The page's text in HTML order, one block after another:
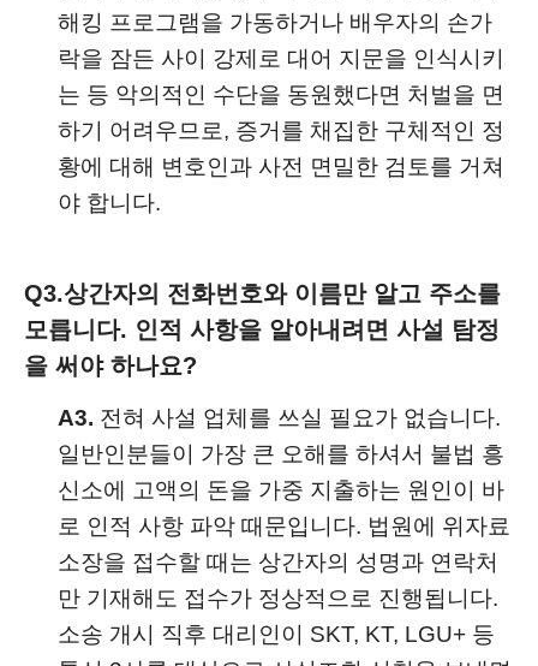
해킹 프로그램을 가동하거나 배우자의 손가
락을 잠든 사이 강제로 대어 지문을 인식시키
는 등 악의적인 수단을 동원했다면 처벌을 면
하기 어려우므로, 증거를 채집한 구체적인 정
황에 대해 변호인과 사전 면밀한 검토를 거쳐
야 합니다.
Q3.상간자의 전화번호와 이름만 알고 주소를
모릅니다. 인적 사항을 알아내려면 사설 탐정
을 써야 하나요?
A3. 전혀 사설 업체를 쓰실 필요가 없습니다.
일반인분들이 가장 큰 오해를 하셔서 불법 흥
신소에 고액의 돈을 가중 지출하는 원인이 바
로 인적 사항 파악 때문입니다. 법원에 위자료
소장을 접수할 때는 상간자의 성명과 연락처
만 기재해도 접수가 정상적으로 진행됩니다.
소송 개시 직후 대리인이 SKT, KT, LGU+ 등